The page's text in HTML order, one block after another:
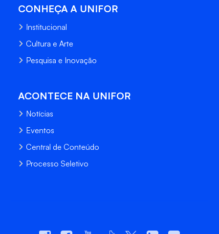
CONHEÇA A UNIFOR
Institucional
Cultura e Arte
Pesquisa e Inovação
ACONTECE NA UNIFOR
Notícias
Eventos
Central de Conteúdo
Processo Seletivo